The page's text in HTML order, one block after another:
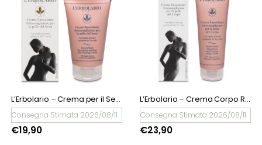
L’Erbolario – Crema per il Seno Rassodante Antismagliature Le Superattive
Consegna Stimata 2026/08/11
€19,90
L’Erbolario – Crema Corpo Rassodante Antismagliature Le Superattive
Consegna Stimata 2026/08/11
€23,90